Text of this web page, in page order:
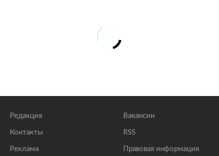
Редакция
Контакты
Реклама
Вакансии
RSS
Правовая информация